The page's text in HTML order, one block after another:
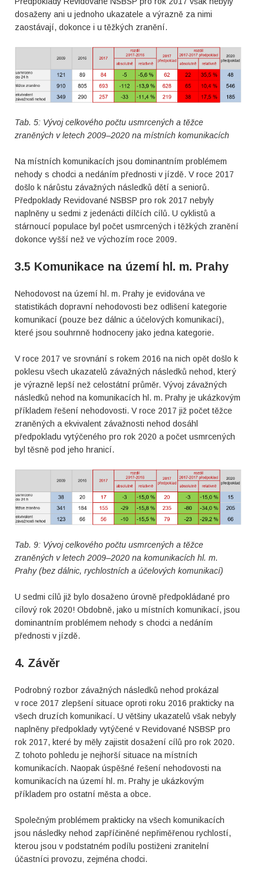
dosaženy ani u jednoho ukazatele a výrazně za nimi
zaostávají, dokonce i u těžkých zranění.
Tab. 5: Vývoj celkového počtu usmrcených a těžce
zraněných v letech 2009–2020 na místních komunikacích
Na místních komunikacích jsou dominantním problémem
nehody s chodci a nedáním přednosti v jízdě. V roce 2017
došlo k nárůstu závažných následků dětí a seniorů.
Předpoklady Revidované NSBSP pro rok 2017 nebyly
naplněny u sedmi z jedenácti dílčích cílů. U cyklistů a
stárnoucí populace byl počet usmrcených i těžkých zranění
dokonce vyšší než ve výchozím roce 2009.
3.5 Komunikace na území hl. m. Prahy
Nehodovost na území hl. m. Prahy je evidována ve
statistikách dopravní nehodovosti bez odlišení kategorie
komunikací (pouze bez dálnic a účelových komunikací),
které jsou souhrnně hodnoceny jako jedna kategorie.
V roce 2017 ve srovnání s rokem 2016 na nich opět došlo k
poklesu všech ukazatelů závažných následků nehod, který
je výrazně lepší než celostátní průměr. Vývoj závažných
následků nehod na komunikacích hl. m. Prahy je ukázkovým
příkladem řešení nehodovosti. V roce 2017 již počet těžce
zraněných a ekvivalent závažnosti nehod dosáhl
předpokladu vytýčeného pro rok 2020 a počet usmrcených
byl těsně pod jeho hranicí.
Tab. 9: Vývoj celkového počtu usmrcených a těžce
zraněných v letech 2009–2020 na komunikacích hl. m.
Prahy (bez dálnic, rychlostních a účelových komunikací)
U sedmi cílů již bylo dosaženo úrovně předpokládané pro
cílový rok 2020! Obdobně, jako u místních komunikací, jsou
dominantním problémem nehody s chodci a nedáním
přednosti v jízdě.
4. Závěr
Podrobný rozbor závažných následků nehod prokázal
v roce 2017 zlepšení situace oproti roku 2016 prakticky na
všech druzích komunikací. U většiny ukazatelů však nebyly
naplněny předpoklady vytýčené v Revidované NSBSP pro
rok 2017, které by měly zajistit dosažení cílů pro rok 2020.
Z tohoto pohledu je nejhorší situace na místních
komunikacích. Naopak úspěšné řešení nehodovosti na
komunikacích na území hl. m. Prahy je ukázkovým
příkladem pro ostatní města a obce.
Společným problémem prakticky na všech komunikacích
jsou následky nehod zapříčiněné nepřiměřenou rychlostí,
kterou jsou v podstatném podílu postiženi zranitelní
účastníci provozu, zejména chodci.